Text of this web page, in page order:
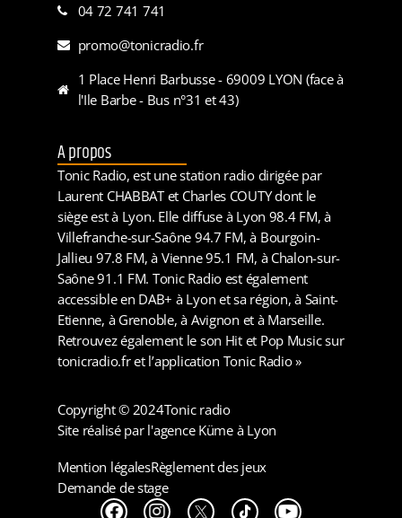
04 72 741 741
promo@tonicradio.fr
1 Place Henri Barbusse - 69009 LYON (face à
l'Ile Barbe - Bus n°31 et 43)
A propos
Tonic Radio, est une station radio dirigée par
Laurent CHABBAT et Charles COUTY dont le
siège est à Lyon. Elle diffuse à Lyon 98.4 FM, à
Villefranche-sur-Saône 94.7 FM, à Bourgoin-
Jallieu 97.8 FM, à Vienne 95.1 FM, à Chalon-sur-
Saône 91.1 FM. Tonic Radio est également
accessible en DAB+ à Lyon et sa région, à Saint-
Etienne, à Grenoble, à Avignon et à Marseille.
Retrouvez également le son Hit et Pop Music sur
tonicradio.fr et l’application Tonic Radio »
Copyright © 2024Tonic radio
Site réalisé par l'agence Küme à Lyon
Mention légalesRèglement des jeux
Demande de stage